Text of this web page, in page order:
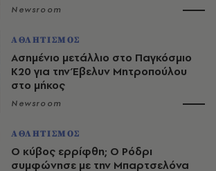
Newsroom
ΑΘΛΗΤΙΣΜΟΣ
Ασημένιο μετάλλιο στο Παγκόσμιο
Κ20 για την Έβελυν Μητροπούλου
στο μήκος
Newsroom
ΑΘΛΗΤΙΣΜΟΣ
O κύβος ερρίφθη; Ο Ρόδρι
συμφώνησε με την Μπαρτσελόνα